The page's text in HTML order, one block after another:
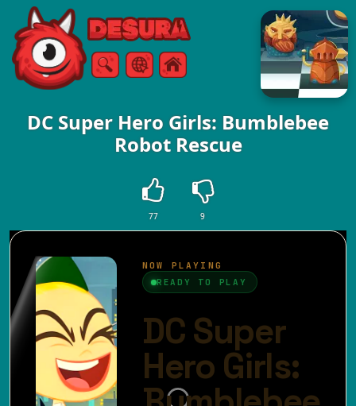
Free Online Games
Vyhledávání
Menu
DC Super Hero Girls: Bumblebee
Robot Rescue
77 9